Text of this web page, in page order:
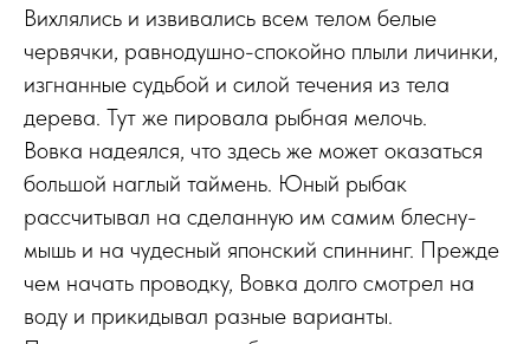
Вихлялись и извивались всем телом белые
червячки, равнодушно-спокойно плыли личинки,
изгнанные судьбой и силой течения из тела
дерева. Тут же пировала рыбная мелочь.
Вовка надеялся, что здесь же может оказаться
большой наглый таймень. Юный рыбак
рассчитывал на сделанную им самим блесну-
мышь и на чудесный японский спиннинг. Прежде
чем начать проводку, Вовка долго смотрел на
воду и прикидывал разные варианты.